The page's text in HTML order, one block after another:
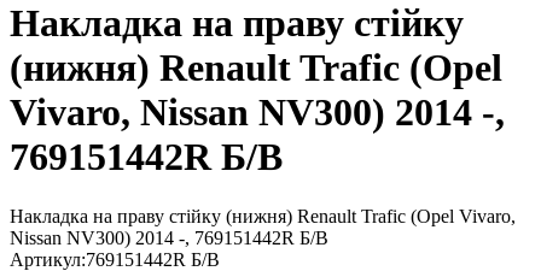
Накладка на праву стійку
(нижня) Renault Trafic (Opel
Vivaro, Nissan NV300) 2014 -,
769151442R Б/В
Накладка на праву стійку (нижня) Renault Trafic (Opel Vivaro,
Nissan NV300) 2014 -, 769151442R Б/В
Артикул:769151442R Б/В